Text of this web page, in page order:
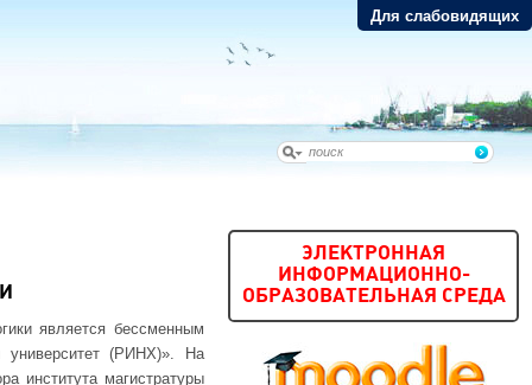
Для слабовидящих
является бессменным
университет (РИНХ)». На
института магистратуры
ЭЛЕКТРОННАЯ
ИНФОРМАЦИОННО-
ОБРАЗОВАТЕЛЬНАЯ СРЕДА